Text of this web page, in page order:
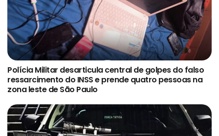
Polícia Militar desarticula central de golpes do falso
ressarcimento do INSS e prende quatro pessoas na
zona leste de São Paulo